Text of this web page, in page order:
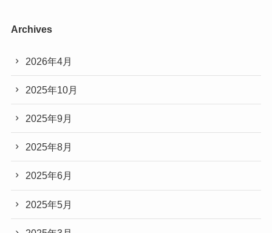
Archives
2026年4月
2025年10月
2025年9月
2025年8月
2025年6月
2025年5月